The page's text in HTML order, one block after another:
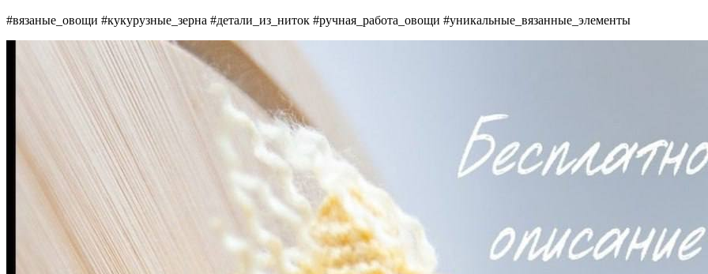
деревянной
#вязаные_овощи #кукурузные_зерна #детали_из_ниток #ручная_работа_овощи #уникальные_вязанные_элементы